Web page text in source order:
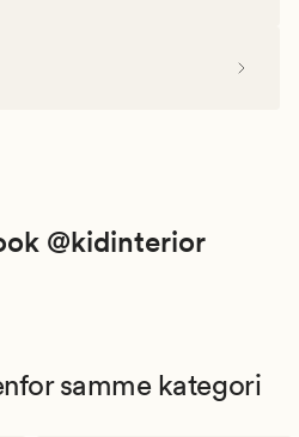
@kidinterior
samme kategori